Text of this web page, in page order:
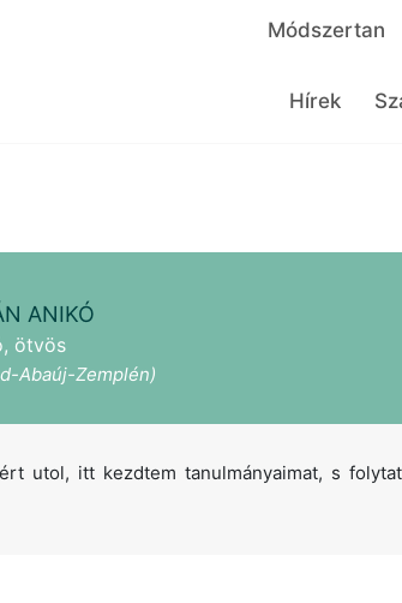
Módszertan
Hírek
ANIKÓ
ötvös
Abaúj-Zemplén)
utol, itt kezdtem tanulmányaimat, s